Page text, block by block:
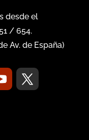
desde el
/ 654.
Av. de España)